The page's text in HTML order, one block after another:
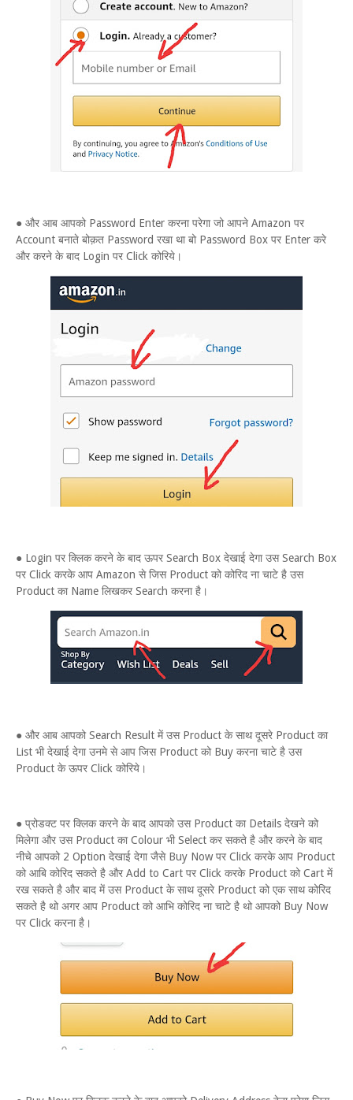
● और आब आपको Password Enter करना परेगा जो आपने Amazon पर
Account बनाते बोक़त Password रखा था बो Password Box पर Enter करे
और करने के बाद Login पर Click कोरिये।
● Login पर क्लिक करने के बाद ऊपर Search Box देखाई देगा उस Search Box
पर Click करके आप Amazon से जिस Product को कोरिद ना चाटे है उस
Product का Name लिखकर Search करना है।
● और आब आपको Search Result में उस Product के साथ दूसरे Product का
List भी देखाई देगा उनमे से आप जिस Product को Buy करना चाटे है उस
Product के ऊपर Click कोरिये।
● प्रोडक्ट पर क्लिक करने के बाद आपको उस Product का Details देखने को
मिलेगा और उस Product का Colour भी Select कर सकते है और करने के बाद
नीचे आपको 2 Option देखाई देगा जैसे Buy Now पर Click करके आप Product
को आबि कोरिद सकते है और Add to Cart पर Click करके Product को Cart में
रख सकते है और बाद में उस Product के साथ दूसरे Product को एक साथ कोरिद
सकते है थो अगर आप Product को आभि कोरिद ना चाटे है थो आपको Buy Now
पर Click करना है।